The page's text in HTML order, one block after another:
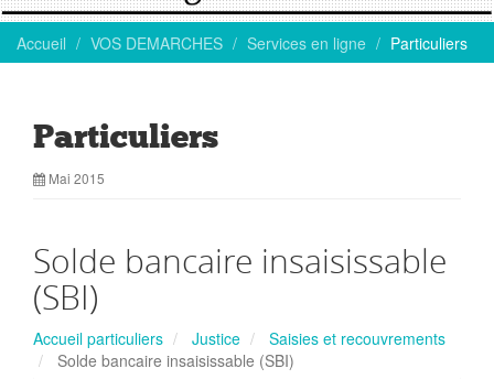
Accueil VOS DEMARCHES Services en ligne Particuliers
Particuliers
Mai 2015
Solde bancaire insaisissable
(SBI)
Accueil particuliers Justice
Saisies et recouvrements
Solde bancaire insaisissable (SBI)